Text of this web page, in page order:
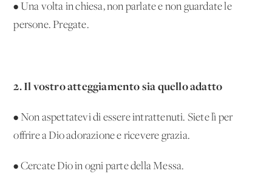
• Una volta in chiesa, non parlate e non guardate le
persone. Pregate.
2. Il vostro atteggiamento sia quello adatto
• Non aspettatevi di essere intrattenuti. Siete lì per
offrire a Dio adorazione e ricevere grazia.
• Cercate Dio in ogni parte della Messa.